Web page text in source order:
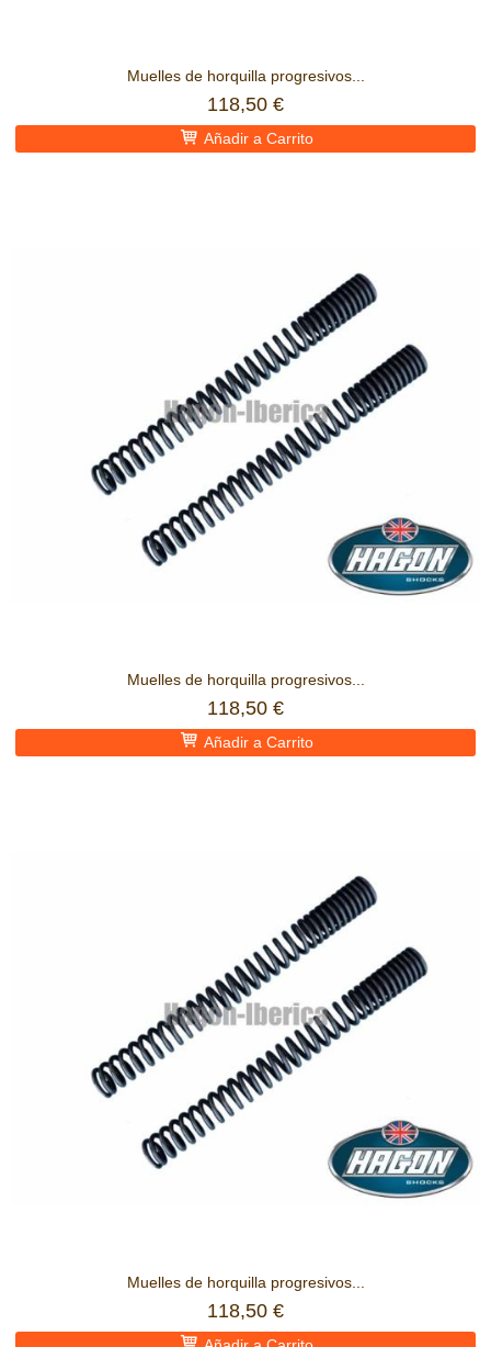
Muelles de horquilla progresivos...
118,50 €
Añadir a Carrito
Muelles de horquilla progresivos...
118,50 €
Añadir a Carrito
Muelles de horquilla progresivos...
118,50 €